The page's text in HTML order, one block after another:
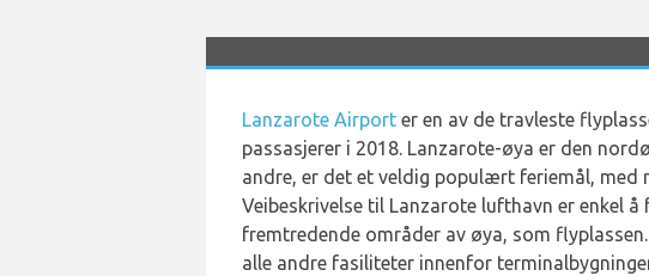
Lanzarote Airport er en av de travleste
passasjerer i 2018. Lanzarote-øya er den
andre, er det et veldig populært feriemål, med
Veibeskrivelse til Lanzarote lufthavn er enkel
fremtredende områder av øya, som
alle andre fasiliteter innenfor